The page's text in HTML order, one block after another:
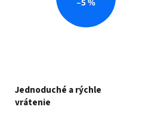
Jednoduché a rýchle
vrátenie